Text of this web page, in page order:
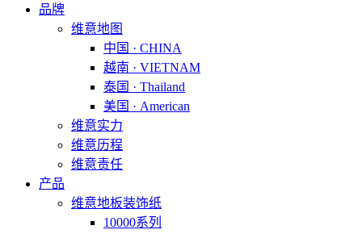
品牌
维意地图
中国 · CHINA
越南 · VIETNAM
泰国 · Thailand
美国 · American
维意实力
维意历程
维意责任
产品
维意地板装饰纸
10000系列